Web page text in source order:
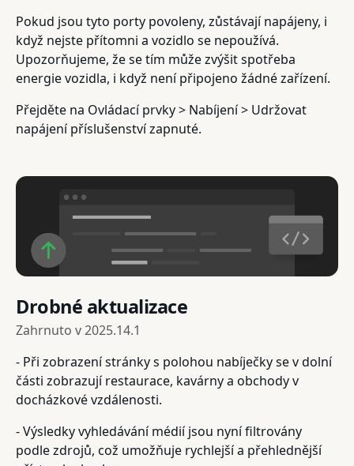
Pokud jsou tyto porty povoleny, zůstávají napájeny, i
když nejste přítomni a vozidlo se nepoužívá.
Upozorňujeme, že se tím může zvýšit spotřeba
energie vozidla, i když není připojeno žádné zařízení.
Přejděte na Ovládací prvky > Nabíjení > Udržovat
napájení příslušenství zapnuté.
Drobné aktualizace
Zahrnuto v2025.14.1
- Při zobrazení stránky s polohou nabíječky se v dolní
části zobrazují restaurace, kavárny a obchody v
docházkové vzdálenosti.
- Výsledky vyhledávání médií jsou nyní filtrovány
podle zdrojů, což umožňuje rychlejší a přehlednější